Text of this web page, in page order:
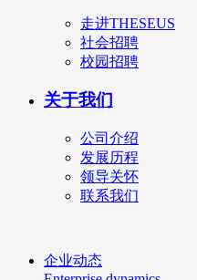
走进THESEUS
社会招聘
校园招聘
关于我们
公司介绍
发展历程
领导关怀
联系我们
企业动态